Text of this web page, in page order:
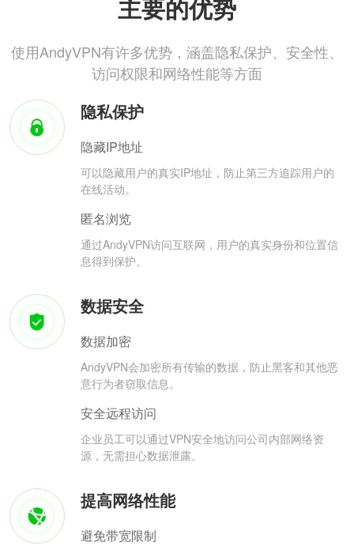
主要的优势
使用AndyVPN有许多优势，涵盖隐私保护、安全性、
访问权限和网络性能等方面
隐私保护
隐藏IP地址
可以隐藏用户的真实IP地址，防止第三方追踪用户的
在线活动。
匿名浏览
通过AndyVPN访问互联网，用户的真实身份和位置信
息得到保护。
数据安全
数据加密
AndyVPN会加密所有传输的数据，防止黑客和其他恶
意行为者窃取信息。
安全远程访问
企业员工可以通过VPN安全地访问公司内部网络资
源，无需担心数据泄露。
提高网络性能
避免带宽限制